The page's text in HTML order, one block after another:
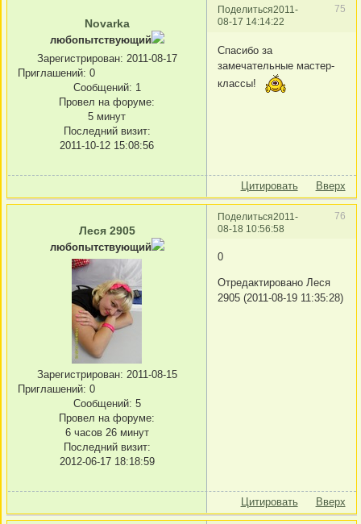
Поделиться 75
2011-
08-17 14:14:22
Novarka
любопытствующий
Зарегистрирован: 2011-08-17
Приглашений: 0
Сообщений: 1
Провел на форуме:
5 минут
Последний визит:
2011-10-12 15:08:56
Спасибо за
замечательные мастер-
классы!
Цитировать Вверх
Поделиться 76
2011-
08-18 10:56:58
Леся 2905
любопытствующий
Зарегистрирован: 2011-08-15
Приглашений: 0
Сообщений: 5
Провел на форуме:
6 часов 26 минут
Последний визит:
2012-06-17 18:18:59
0
Отредактировано Леся
2905 (2011-08-19 11:35:28)
Цитировать Вверх